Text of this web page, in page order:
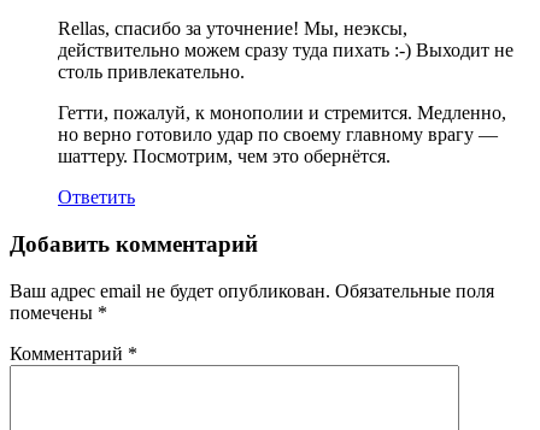
Rellas, спасибо за уточнение! Мы, неэксы,
действительно можем сразу туда пихать :-) Выходит не
столь привлекательно.
Гетти, пожалуй, к монополии и стремится. Медленно,
но верно готовило удар по своему главному врагу —
шаттеру. Посмотрим, чем это обернётся.
Ответить
Добавить комментарий
Ваш адрес email не будет опубликован. Обязательные поля
помечены *
Комментарий *